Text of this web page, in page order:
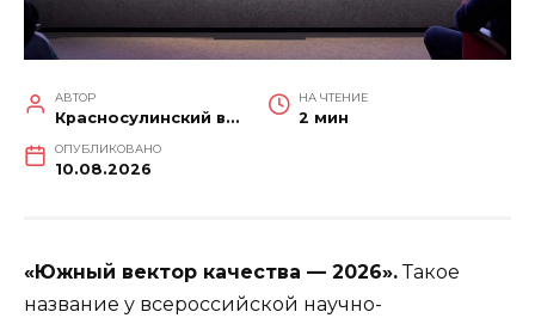
АВТОР
Красносулинский вестник
НА ЧТЕНИЕ
2 мин
ОПУБЛИКОВАНО
10.08.2026
«Южный вектор качества — 2026».Такое
название у всероссийской научно-